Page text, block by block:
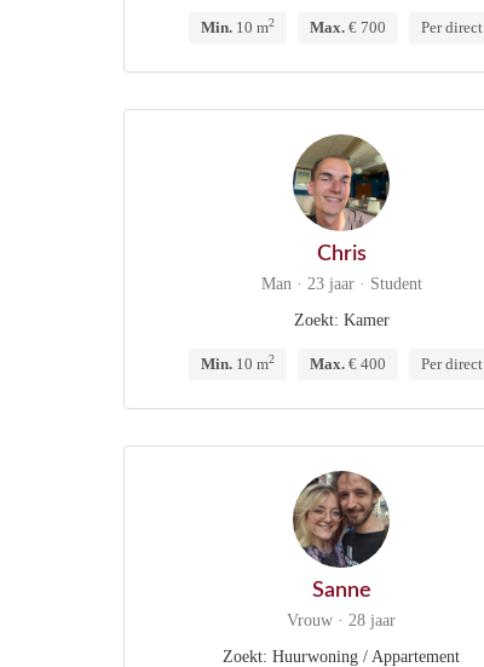
Min.10 m2 Max.€ 700 Per direct
Chris
Man · 23 jaar · Student
Zoekt: Kamer
Min.10 m2 Max.€ 400 Per direct
Sanne
Vrouw · 28 jaar
Zoekt: Huurwoning / Appartement